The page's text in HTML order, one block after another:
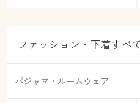
ファッション・下着すべて
パジャマ・ルームウェア